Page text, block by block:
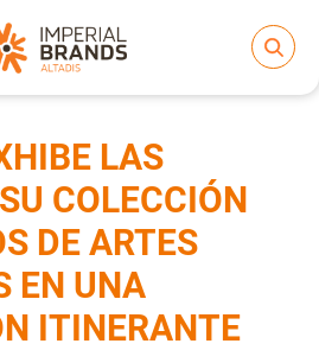
LAS
COLECCIÓN
DE ARTES
EN UNA
ITINERANTE